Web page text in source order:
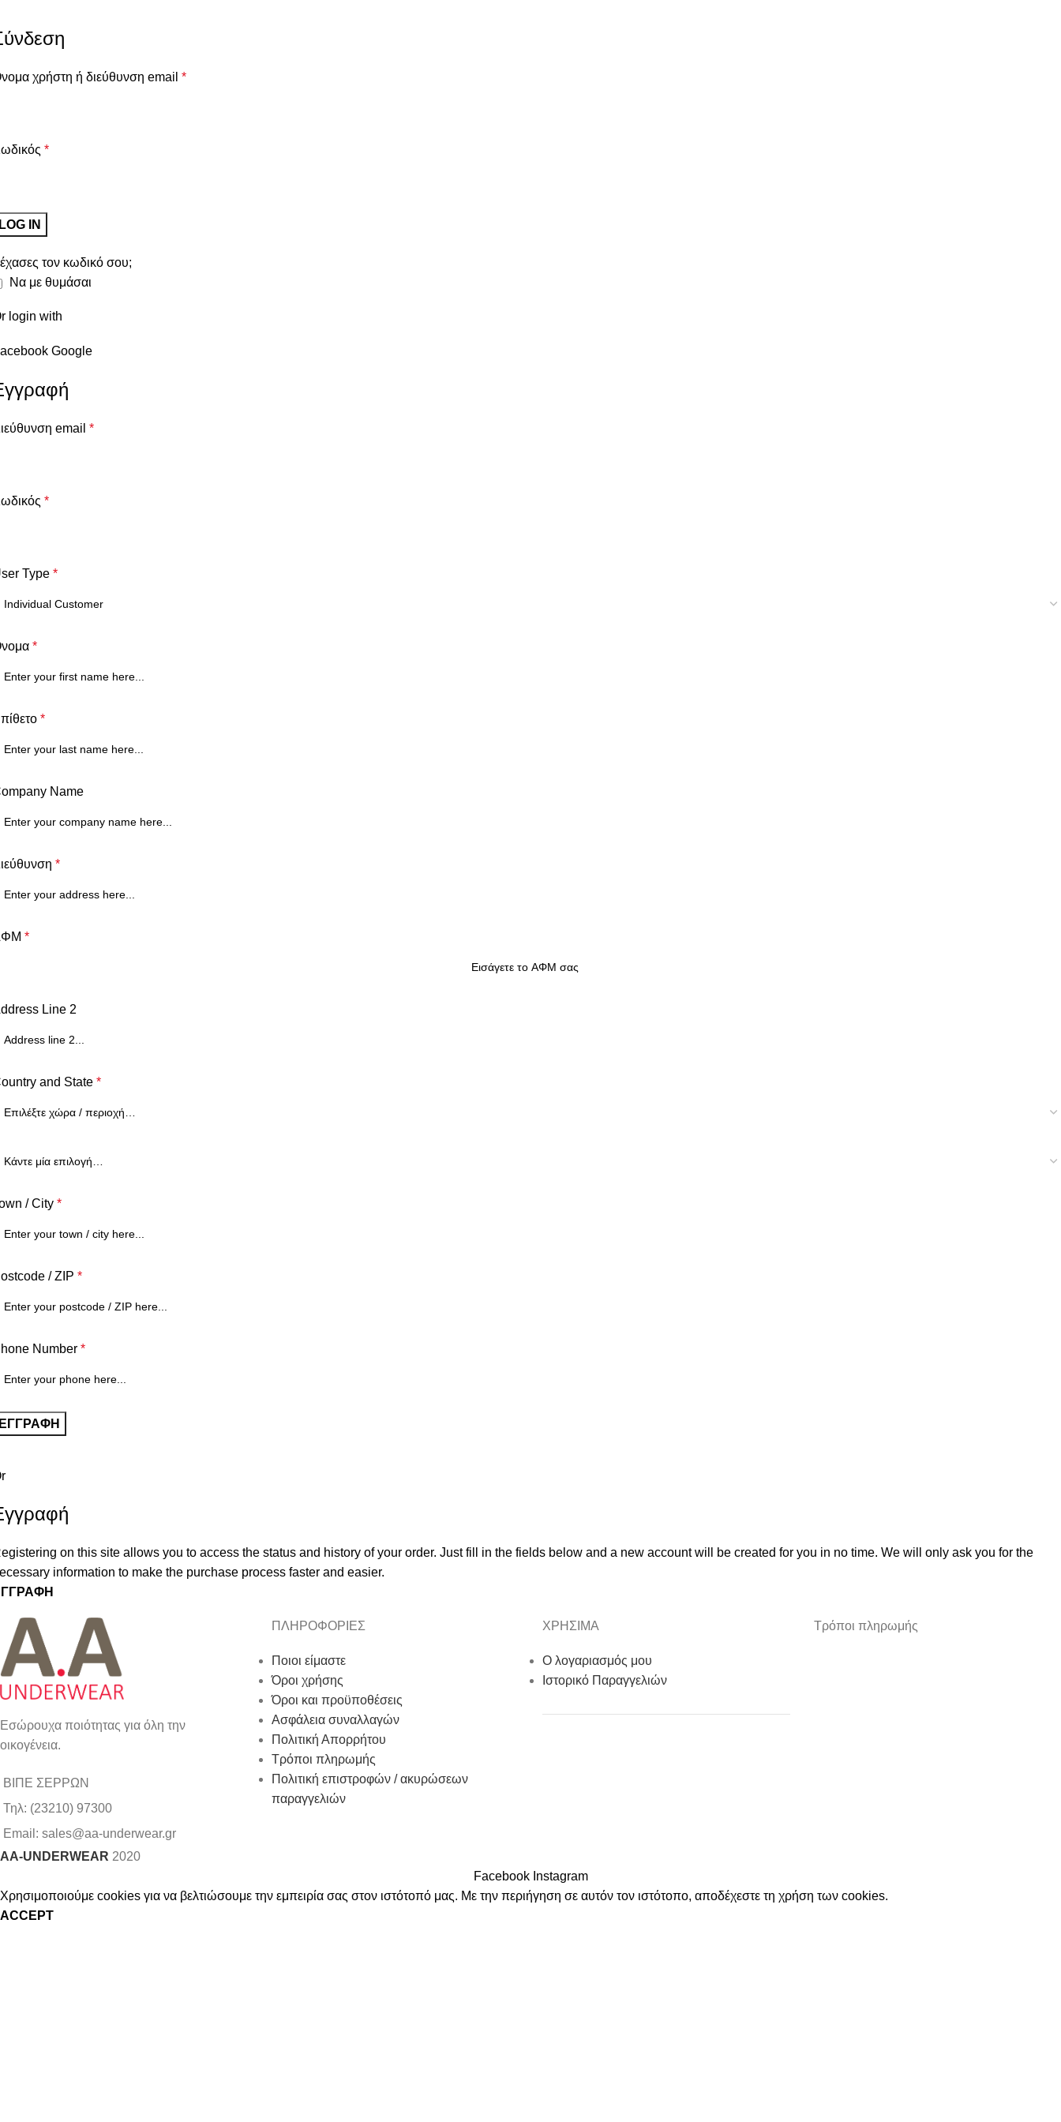
χρήστη ή διεύθυνση email *
*
IN
τον κωδικό σου;
Να με θυμάσαι
login with
Google
email *
*
Type *
*
*
Name
*
*
Line 2
and State *
/ City *
/ ZIP *
Number *
on this site allows you to access the status and history of your order. Just fill in the fields below and a new account will be created for you in no time. We will only ask you for the
information to make the purchase process faster and easier.
Εσώρουχα ποιότητας για όλη την
οικογένεια.
ΒΙΠΕ ΣΕΡΡΩΝ
Τηλ: (23210) 97300
Email: sales@aa-underwear.gr
ΠΛΗΡΟΦΟΡΙΕΣ
Ποιοι είμαστε
Όροι χρήσης
Όροι και προϋποθέσεις
Ασφάλεια συναλλαγών
Πολιτική Απορρήτου
Τρόποι πληρωμής
Πολιτική επιστροφών / ακυρώσεων
παραγγελιών
ΧΡΗΣΙΜΑ
Ο λογαριασμός μου
Ιστορικό Παραγγελιών
Τρόποι πληρωμής
AA-UNDERWEAR 2020
Facebook Instagram
Χρησιμοποιούμε cookies για να βελτιώσουμε την εμπειρία σας στον ιστότοπό μας. Με την περιήγηση σε αυτόν τον ιστότοπο, αποδέχεστε τη χρήση των cookies.
ACCEPT